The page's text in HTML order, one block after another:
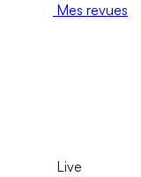
Mes revues
Live